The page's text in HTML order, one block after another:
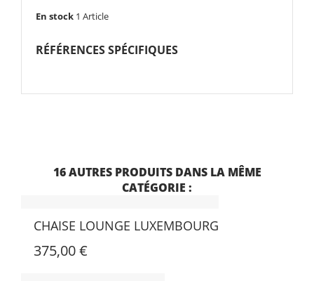
En stock 1 Article
RÉFÉRENCES SPÉCIFIQUES
16 AUTRES PRODUITS DANS LA MÊME
CATÉGORIE :
CHAISE LOUNGE LUXEMBOURG
375,00 €